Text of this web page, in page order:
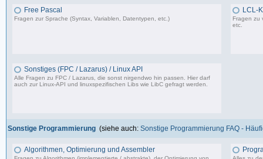
Free Pascal
Fragen zur Sprache (Syntax, Variablen, Datentypen, etc.)
LCL-
Fragen zu
etc.
Sonstiges (FPC / Lazarus) / Linux API
Alle Fragen zu FPC / Lazarus, die sonst nirgendwo hin passen. Hier darf
auch zur Linux-API und linuxspezifischen Libs wie LibC gefragt werden.
Sonstige Programmierung (siehe auch: Sonstige Programmierung FAQ -
Algorithmen, Optimierung und Assembler